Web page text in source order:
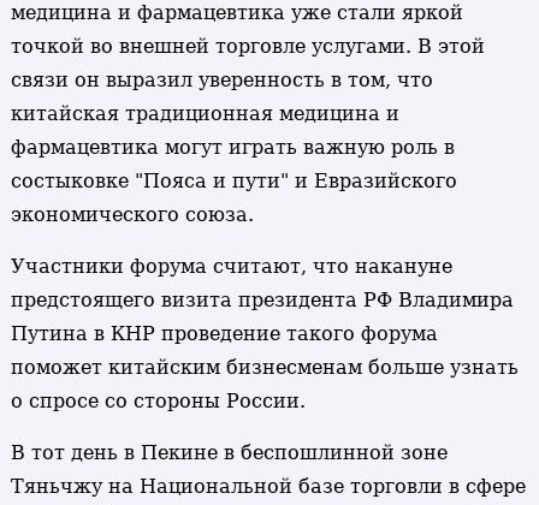
медицина и фармацевтика уже стали яркой
точкой во внешней торговле услугами. В этой
связи он выразил уверенность в том, что
китайская традиционная медицина и
фармацевтика могут играть важную роль в
состыковке "Пояса и пути" и Евразийского
экономического союза.
Участники форума считают, что накануне
предстоящего визита президента РФ Владимира
Путина в КНР проведение такого форума
поможет китайским бизнесменам больше узнать
о спросе со стороны России.
В тот день в Пекине в беспошлинной зоне
Тяньчжу на Национальной базе торговли в сфере